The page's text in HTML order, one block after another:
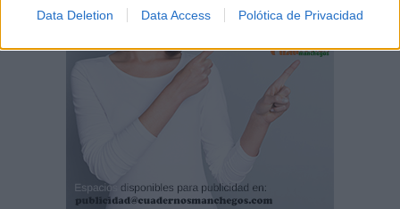
Data Deletion Data Access Polótica de Privacidad